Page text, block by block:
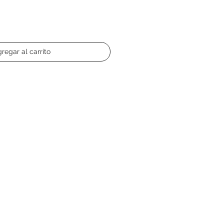
al carrito